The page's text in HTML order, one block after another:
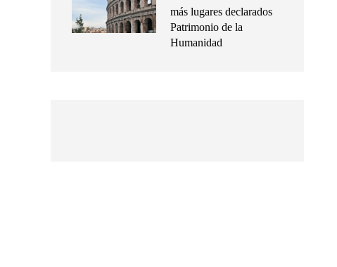
más lugares declarados
Patrimonio de la
Humanidad